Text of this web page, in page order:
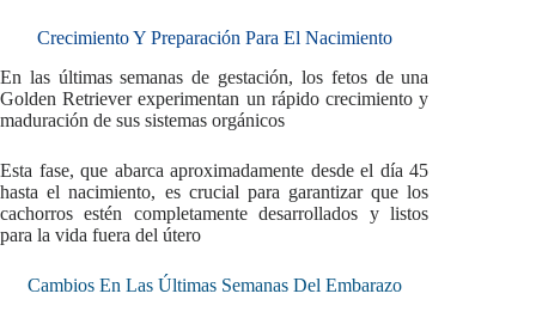
Crecimiento Y Preparación Para El Nacimiento
En las últimas semanas de gestación, los fetos de una
Golden Retriever experimentan un rápido crecimiento y
maduración de sus sistemas orgánicos
Esta fase, que abarca aproximadamente desde el día 45
hasta el nacimiento, es crucial para garantizar que los
cachorros estén completamente desarrollados y listos
para la vida fuera del útero
Cambios En Las Últimas Semanas Del Embarazo